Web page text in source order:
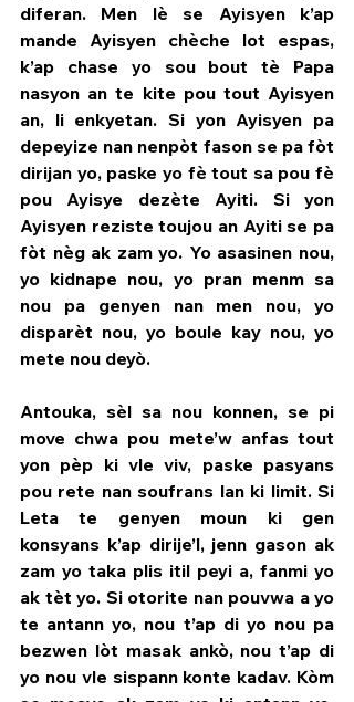
diferan. Men lè se Ayisyen k’ap
mande Ayisyen chèche lot espas,
k’ap chase yo sou bout tè Papa
nasyon an te kite pou tout Ayisyen
an, li enkyetan. Si yon Ayisyen pa
depeyize nan nenpòt fason se pa fòt
dirijan yo, paske yo fè tout sa pou fè
pou Ayisye dezète Ayiti. Si yon
Ayisyen reziste toujou an Ayiti se pa
fòt nèg ak zam yo. Yo asasinen nou,
yo kidnape nou, yo pran menm sa
nou pa genyen nan men nou, yo
disparèt nou, yo boule kay nou, yo
mete nou deyò.
Antouka, sèl sa nou konnen, se pi
move chwa pou mete’w anfas tout
yon pèp ki vle viv, paske pasyans
pou rete nan soufrans lan ki limit. Si
Leta te genyen moun ki gen
konsyans k’ap dirije’l, jenn gason ak
zam yo taka plis itil peyi a, fanmi yo
ak tèt yo. Si otorite nan pouvwa a yo
te antann yo, nou t’ap di yo nou pa
bezwen lòt masak ankò, nou t’ap di
yo nou vle sispann konte kadav. Kòm